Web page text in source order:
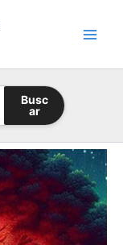
Busc
ar